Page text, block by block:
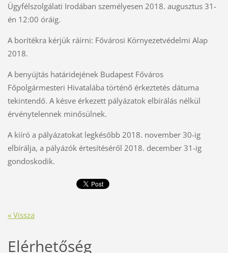
Ügyfélszolgálati Irodában személyesen 2018. augusztus 31-
én 12:00 óráig.
A borítékra kérjük ráírni: Fővárosi Környezetvédelmi Alap
2018.
A benyújtás határidejének Budapest Főváros
Főpolgármesteri Hivatalába történő érkeztetés dátuma
tekintendő. A késve érkezett pályázatok elbírálás nélkül
érvénytelennek minősülnek.
A kiíró a pályázatokat legkésőbb 2018. november 30-ig
elbírálja, a pályázók értesítéséről 2018. december 31-ig
gondoskodik.
« Vissza
Elérhetőség